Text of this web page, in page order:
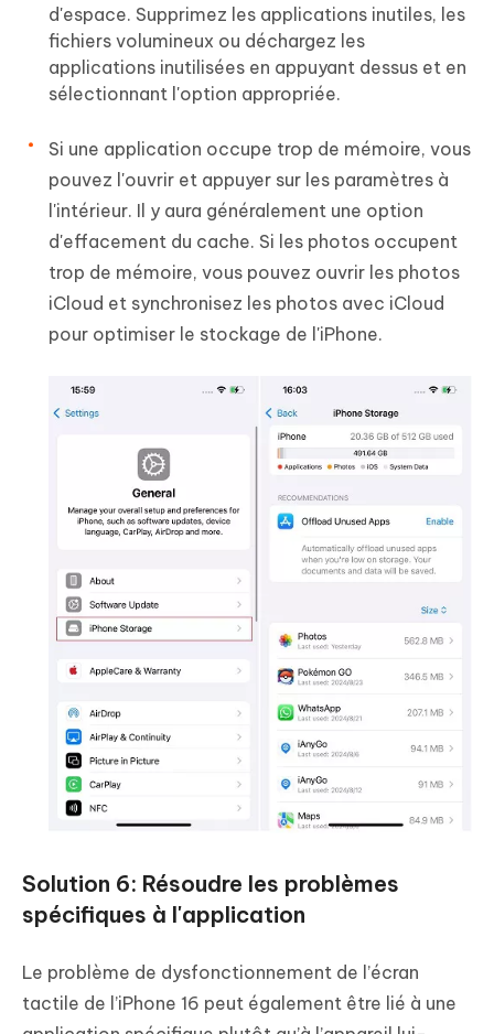
d'espace. Supprimez les applications inutiles, les
fichiers volumineux ou déchargez les
applications inutilisées en appuyant dessus et en
sélectionnant l'option appropriée.
Si une application occupe trop de mémoire, vous
pouvez l'ouvrir et appuyer sur les paramètres à
l'intérieur. Il y aura généralement une option
d'effacement du cache. Si les photos occupent
trop de mémoire, vous pouvez ouvrir les photos
iCloud et synchronisez les photos avec iCloud
pour optimiser le stockage de l'iPhone.
Solution 6: Résoudre les problèmes
spécifiques à l'application
Le problème de dysfonctionnement de l’écran
tactile de l’iPhone 16 peut également être lié à une